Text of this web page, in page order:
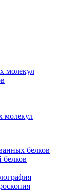
молекул
молекул
белков
белков